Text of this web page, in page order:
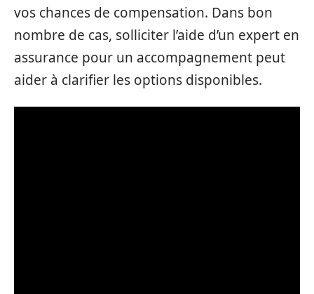
vos chances de compensation. Dans bon
nombre de cas, solliciter l’aide d’un expert en
assurance pour un accompagnement peut
aider à clarifier les options disponibles.